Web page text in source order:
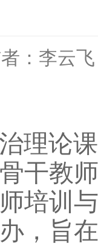
：李云飞
理论
干教
培训
，旨